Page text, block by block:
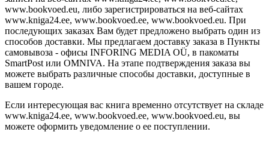
www.bookvoed.eu, либо зарегистрироваться на веб-сайтах
www.kniga24.ee, www.bookvoed.ee, www.bookvoed.eu. При
последующих заказах Вам будет предложено выбрать один из
способов доставки. Мы предлагаем доставку заказа в Пункты
самовывоза - офисы INFORING MEDIA OÜ, в пакоматы
SmartPost или OMNIVA. На этапе подтверждения заказа вы
можете выбрать различные способы доставки, доступные в
вашем городе.
Если интересующая вас книга временно отсутствует на складе
www.kniga24.ee, www.bookvoed.ee, www.bookvoed.eu, вы
можете оформить уведомление о ее поступлении.